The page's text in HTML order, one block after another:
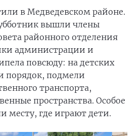
в Медведевском районе.
вышли члены
районного отделения
администрации и
повсюду: на детских
порядок, подмели
транспорта,
пространства. Особое
месту, где играют дети.